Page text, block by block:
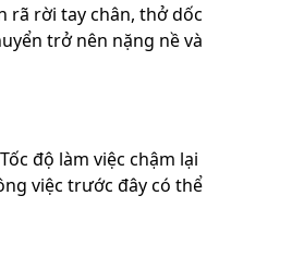
rã rời tay chân, thở dốc
trở nên nặng nề và
độ làm việc chậm lại
việc trước đây có thể